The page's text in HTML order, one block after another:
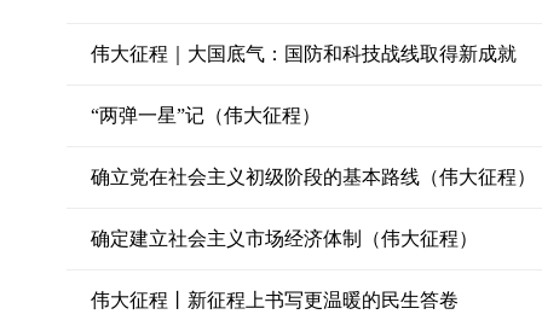
伟大征程｜大国底气：国防和科技战线取得新成就
“两弹一星”记（伟大征程）
确立党在社会主义初级阶段的基本路线（伟大征程）
确定建立社会主义市场经济体制（伟大征程）
伟大征程丨新征程上书写更温暖的民生答卷